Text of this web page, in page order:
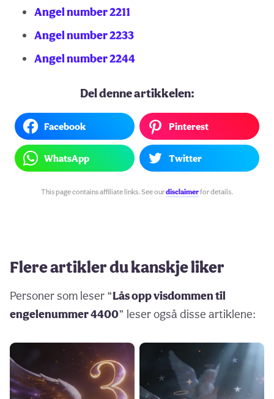
Angel number 2211
Angel number 2233
Angel number 2244
Del denne artikkelen:
Facebook Pinterest
WhatsApp Twitter
This page contains affiliate links. See ourdisclaimerfor details.
Flere artikler du kanskje liker
Personer som leser “Lås opp visdommen til
engelenummer 4400” leser også disse artiklene: